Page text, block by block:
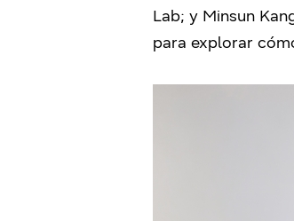
Lab; y Minsun
para explorar